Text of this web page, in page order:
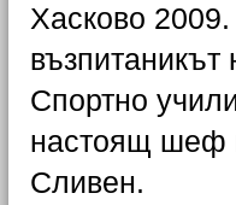
Хасково
възпитаникът
Спортно
настоящ шеф
Сливен.